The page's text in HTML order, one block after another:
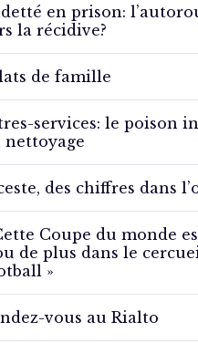
en prison:
la récidive?
de famille
services: le poison
nettoyage
des chiffres dans
Coupe du monde
de plus dans le
»
vous au Rialto